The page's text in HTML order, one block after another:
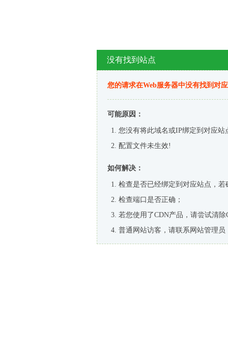
没有找到站点
您的请求在Web服务器中没有找到对
可能原因：
您没有将此域名或IP绑定到对应站
配置文件未生效!
如何解决：
检查是否已经绑定到对应站点，
检查端口是否正确；
若您使用了CDN产品，请尝试清除
普通网站访客，请联系网站管理员